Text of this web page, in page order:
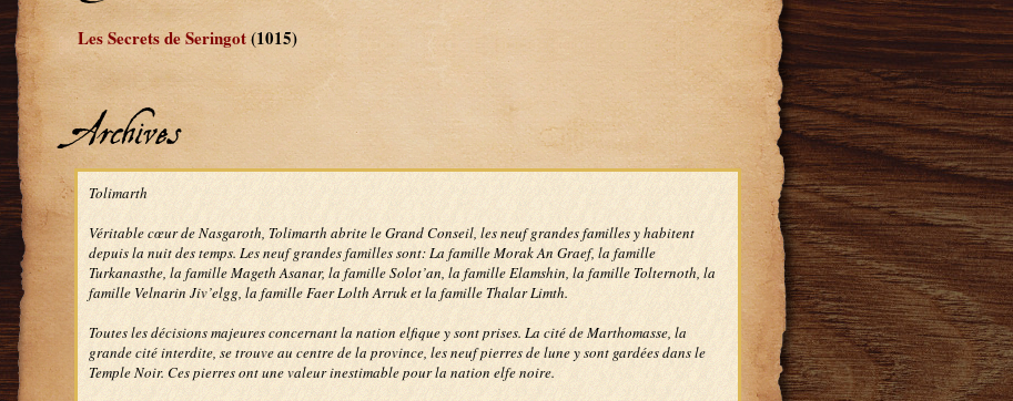
Les Secrets de Seringot(1015)
Archives
Tolimarth
Véritable cœur de Nasgaroth, Tolimarth abrite le Grand Conseil, les neuf grandes familles y habitent
depuis la nuit des temps. Les neuf grandes familles sont: La famille Morak An Graef, la famille
Turkanasthe, la famille Mageth Asanar, la famille Solot’an, la famille Elamshin, la famille Tolternoth, la
famille Velnarin Jiv’elgg, la famille Faer Lolth Arruk et la famille Thalar Limth.
Toutes les décisions majeures concernant la nation elfique y sont prises. La cité de Marthomasse, la
grande cité interdite, se trouve au centre de la province, les neuf pierres de lune y sont gardées dans le
Temple Noir. Ces pierres ont une valeur inestimable pour la nation elfe noire.